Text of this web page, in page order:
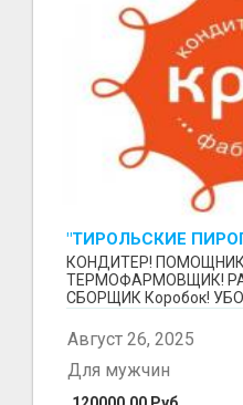
"ТИРОЛЬСКИЕ
ФАБРИКА "КРУГ "
КОНДИТЕР! ПОМОЩНИК
ТЕРМОФАРМОВЩИК!
СБОРЩИК Коробок!
Август 26, 2025
Для мужчин